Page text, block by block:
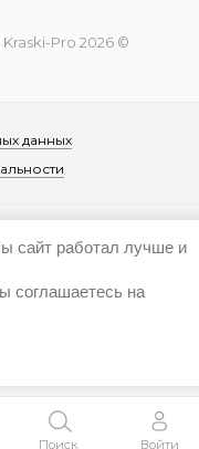
Pro 2026 ©
данных
сайт работал лучше и
соглашаетесь на
Поиск Войти